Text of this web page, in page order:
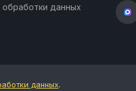
обработки данных
данных.